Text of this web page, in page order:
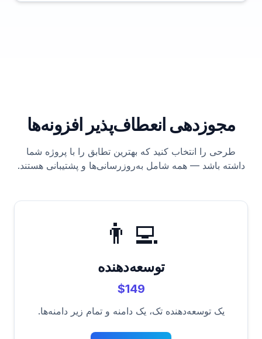
مجوزدهی انعطاف‌پذیر افزونه‌ها
طرحی را انتخاب کنید که بهترین تطابق را با پروژه شما
داشته باشد — همه شامل به‌روزرسانی‌ها و پشتیبانی هستند.
👨‍💻
توسعه‌دهنده
$149
یک توسعه‌دهنده تک، یک دامنه و تمام زیر دامنه‌ها.